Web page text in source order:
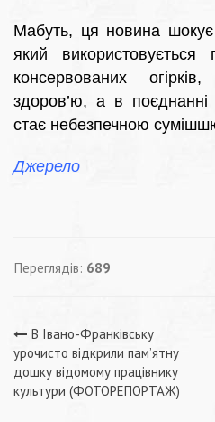
Мабуть, ця новина
який використовується
консервованих
здоров’ю, а в
стає небезпечною
Джерело
Переглядів: 689
Навігація
записів
В Івано-Франківську
урочисто відкрили пам’ятну
дошку відомому працівнику
культури (ФОТОРЕПОРТАЖ)